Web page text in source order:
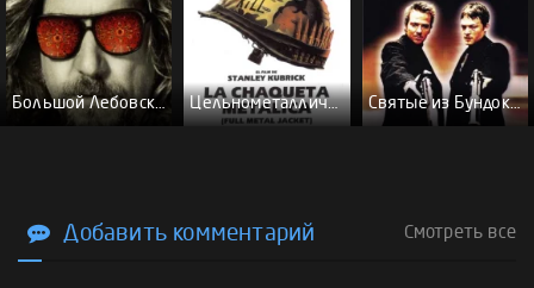
Большой Лебовски - (Перевод Гоблина) Цельнометаллическая оболочка - (Перевод Гоблина) Святые из Бундока \ Святые из трущоб - (Перевод Гоблина)
Добавить комментарий Смотреть все